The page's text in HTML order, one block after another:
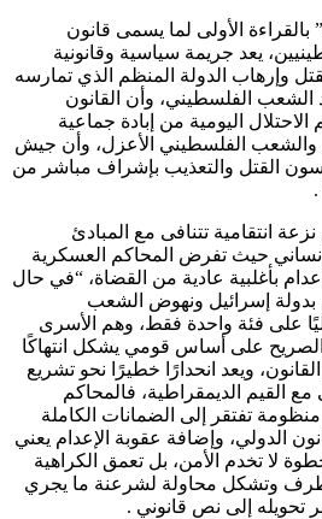
بالقراءة الأولى لما يسمى قانون
يعد جريمة سياسية وقانونية
وإرهاب الدولة المنظم الذي تمارسه
الشعب الفلسطيني، وأن القانون
الاحتلال اليومية من إبادة جماعية
الفلسطيني الأعزل، وأن جيش
القتل والتعذيب بإشراف مباشر من
انتقامية تتنافى مع المبادئ
حيث تفرض المحاكم العسكرية
بأغلبية عادية من القضاة، “في حال
إسرائيل ونهوض الشعب
على فئة واحدة فقط، وهم الأسرى
الصريح على أساس قومي يشكل انتهاكًا
ويعد انحدارًا خطيرًا نحو تشريع
مع القيم الديمقراطية، فالمحاكم
تفتقر إلى الضمانات الكاملة
الدولي، وإضافة عقوبة الإعدام يعني
لا تخدم الأمن، بل تعمق الكراهية
وتشكل محاولة لشرعنة ما يجري
تحويله إلى نص قانوني .